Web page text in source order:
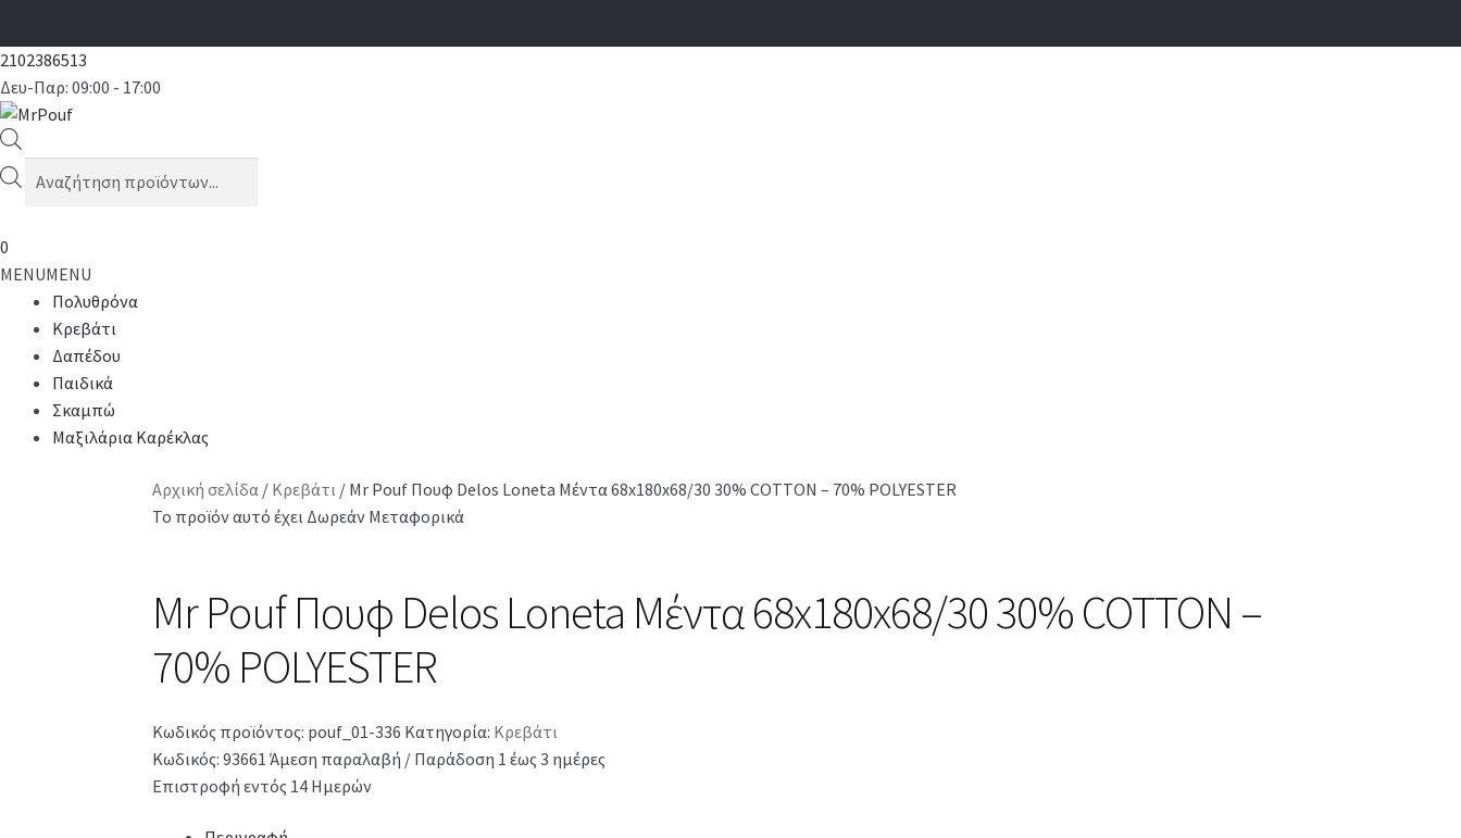
2102386513
Δευ-Παρ: 09:00 - 17:00
Products
search
0
MENUMENU
Πολυθρόνα
Κρεβάτι
Δαπέδου
Παιδικά
Σκαμπώ
Μαξιλάρια Καρέκλας
Αρχική σελίδα / Κρεβάτι / Mr Pouf Πουφ Delos Loneta Μέντα 68x180x68/30 30% COTTON – 70% POLYESTER
Το προϊόν αυτό έχει Δωρεάν Μεταφορικά
Mr Pouf Πουφ Delos Loneta Μέντα 68x180x68/30 30% COTTON –
70% POLYESTER
Κωδικός προϊόντος: pouf_01-336 Κατηγορία: Κρεβάτι
Κωδικός: 93661 Άμεση παραλαβή / Παράδοση 1 έως 3 ημέρες
Επιστροφή εντός 14 Ημερών